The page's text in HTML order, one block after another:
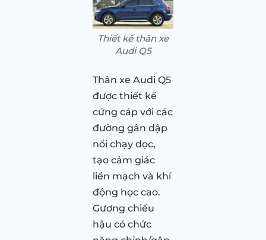
Thiết kế thân xe
Audi Q5
Thân xe Audi Q5
được thiết kế
cứng cáp với các
đường gân dập
nổi chạy dọc,
tạo cảm giác
liền mạch và khí
động học cao.
Gương chiếu
hậu có chức